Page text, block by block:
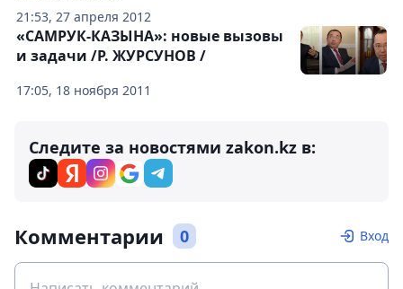
21:53, 27 апреля 2012
17:05, 18 ноября 2011
«САМРУК-КАЗЫНА»: новые вызовы
и задачи /Р. ЖУРСУНОВ /
Следите за новостями zakon.kz в:
Комментарии 0 Вход